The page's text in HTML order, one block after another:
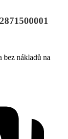
nákladů na